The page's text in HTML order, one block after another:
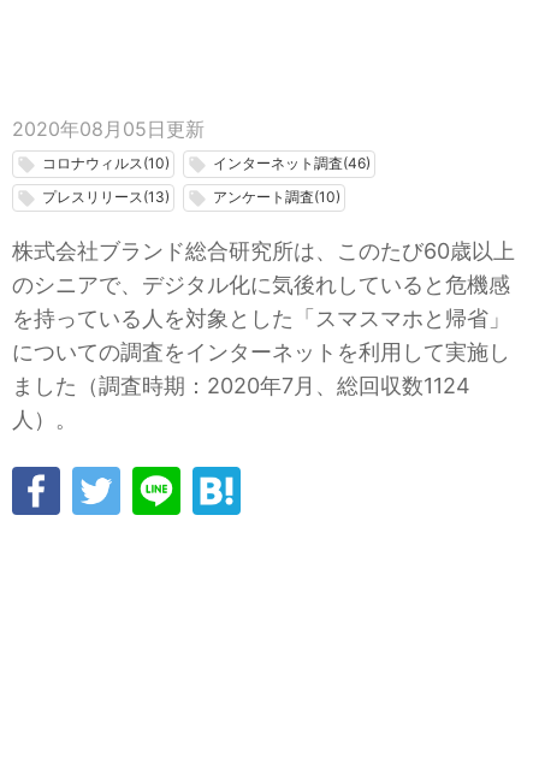
2020年08月05日 更新
local_offer コロナウィルス(10) local_offer インターネット調査(46)
local_offer プレスリリース(13) local_offer アンケート調査(10)
株式会社ブランド総合研究所は、このたび60歳以上
のシニアで、デジタル化に気後れしていると危機感
を持っている人を対象とした「スマスマホと帰省」
についての調査をインターネットを利用して実施し
ました（調査時期：2020年7月、総回収数1124
人）。